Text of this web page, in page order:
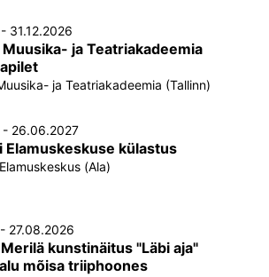
31.12.2026
Muusika- ja Teatriakadeemia
ja Teatriakadeemia (Tallinn)
26.06.2027
Elamuskeskuse külastus
(Ala)
27.08.2026
Merilä kunstinäitus "Läbi aja"
mõisa triiphoones